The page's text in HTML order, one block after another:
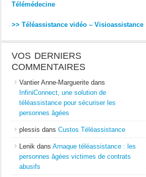
Télémédecine
>> Téléassistance vidéo – Visioassistance
VOS DERNIERS
COMMENTAIRES
Vantier Anne-Marguerite dans
InfiniConnect, une solution de
téléassistance pour sécuriser les
personnes âgées
plessis dans Custos Téléassistance
Lenik dans Arnaque téléassistance : les
personnes âgées victimes de contrats
abusifs